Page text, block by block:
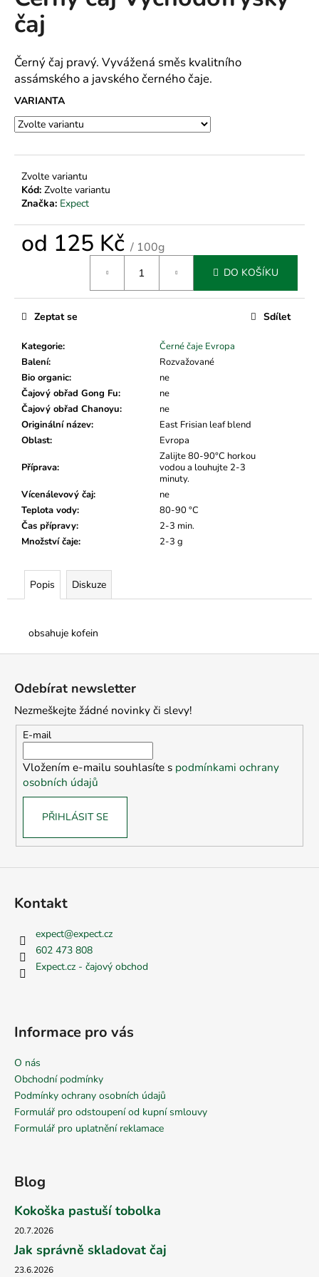
0,0
z
hvězdiček.
čaj
Černý čaj pravý. Vyvážená směs kvalitního
assámského a javského černého čaje.
VARIANTA
Zvolte variantu
Kód: Zvolte variantu
Značka: Expect
od 125 Kč / 100g
DO KOŠÍKU
Kategorie:
Černé čaje Evropa
Balení:
Rozvažované
Bio organic:
ne
Čajový obřad Gong Fu:
ne
Čajový obřad Chanoyu:
ne
Originální název:
East Frisian leaf blend
Oblast: Evropa
Příprava:
Zalijte 80-90°C horkou
vodou a louhujte 2-3
minuty.
Vícenálevový čaj:
ne
Teplota vody:
80-90 °C
Čas přípravy:
2-3 min.
Množství čaje: 2-3 g
Zeptat se Sdílet
Popis Diskuze
obsahuje kofein
a
j
í
t
?
D
o
m
e
Odebírat newsletter
Nezmeškejte žádné novinky či slevy!
E-mail
Vložením e-mailu souhlasíte s podmínkami ochrany
osobních údajů
PŘIHLÁSIT SE
Kontakt
expect@expect.cz
602 473 808
Expect.cz - čajový obchod
Informace pro vás
O nás
Obchodní podmínky
Podmínky ochrany osobních údajů
Formulář pro odstoupení od kupní smlouvy
Formulář pro uplatnění reklamace
Blog
Kokoška pastuší tobolka
20.7.2026
Jak správně skladovat čaj
23.6.2026